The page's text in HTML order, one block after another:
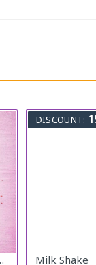
Gel
DISCOUNT:
Milk Shake